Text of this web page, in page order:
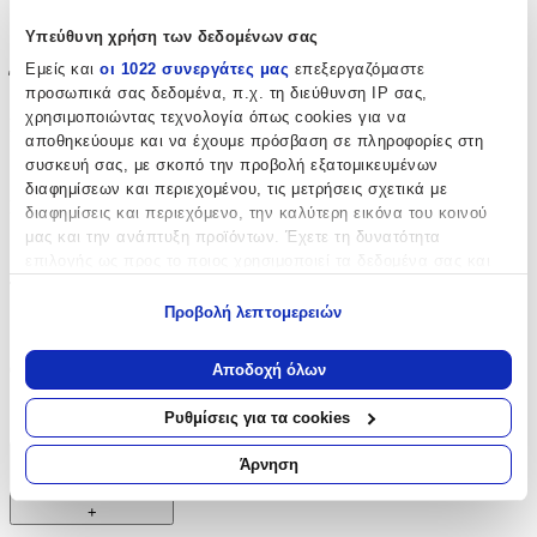
Υπεύθυνη χρήση των δεδομένων σας
Εμείς και οι 1022 συνεργάτες μας επεξεργαζόμαστε
προσωπικά σας δεδομένα, π.χ. τη διεύθυνση IP σας,
χρησιμοποιώντας τεχνολογία όπως cookies για να
αποθηκεύουμε και να έχουμε πρόσβαση σε πληροφορίες στη
συσκευή σας, με σκοπό την προβολή εξατομικευμένων
διαφημίσεων και περιεχομένου, τις μετρήσεις σχετικά με
διαφημίσεις και περιεχόμενο, την καλύτερη εικόνα του κοινού
μας και την ανάπτυξη προϊόντων. Έχετε τη δυνατότητα
Να συλλέξουμε πληροφορίες σχετικά με τη γεωγραφική
σας τοποθεσία, οι οποίες μπορεί να είναι ακριβείς σε
απόσταση μερικών μέτρων
Να αναγνωρίσουμε τη συσκευή σας σαρώνοντας ενεργά
για συγκεκριμένα χαρακτηριστικά (δακτυλικό αποτύπωμα)
Μάθετε περισσότερα σχετικά με τον τρόπο επεξεργασίας των
προσωπικών σας δεδομένων και καθορίστε τις προτιμήσεις σας
Προβολή λεπτομερειών
Αποδοχή όλων
Ρυθμίσεις για τα cookies
Άρνηση
Όχι
Έξτρα Χαρακτηριστικά
Piercing:
Όχι
Νυφικά:
Όχι
Χαρακτηριστικά
+